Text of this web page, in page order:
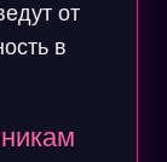
от
в